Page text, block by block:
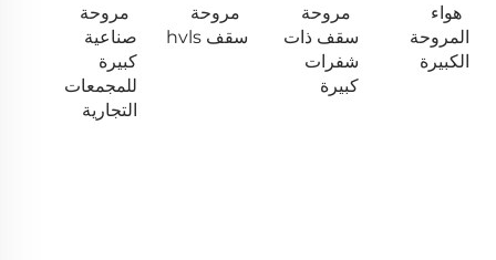
هواء
المروحة
الكبيرة
مروحة
سقف ذات
شفرات
كبيرة
مروحة
سقف hvls
مروحة
صناعية
كبيرة
للمجمعات
التجارية